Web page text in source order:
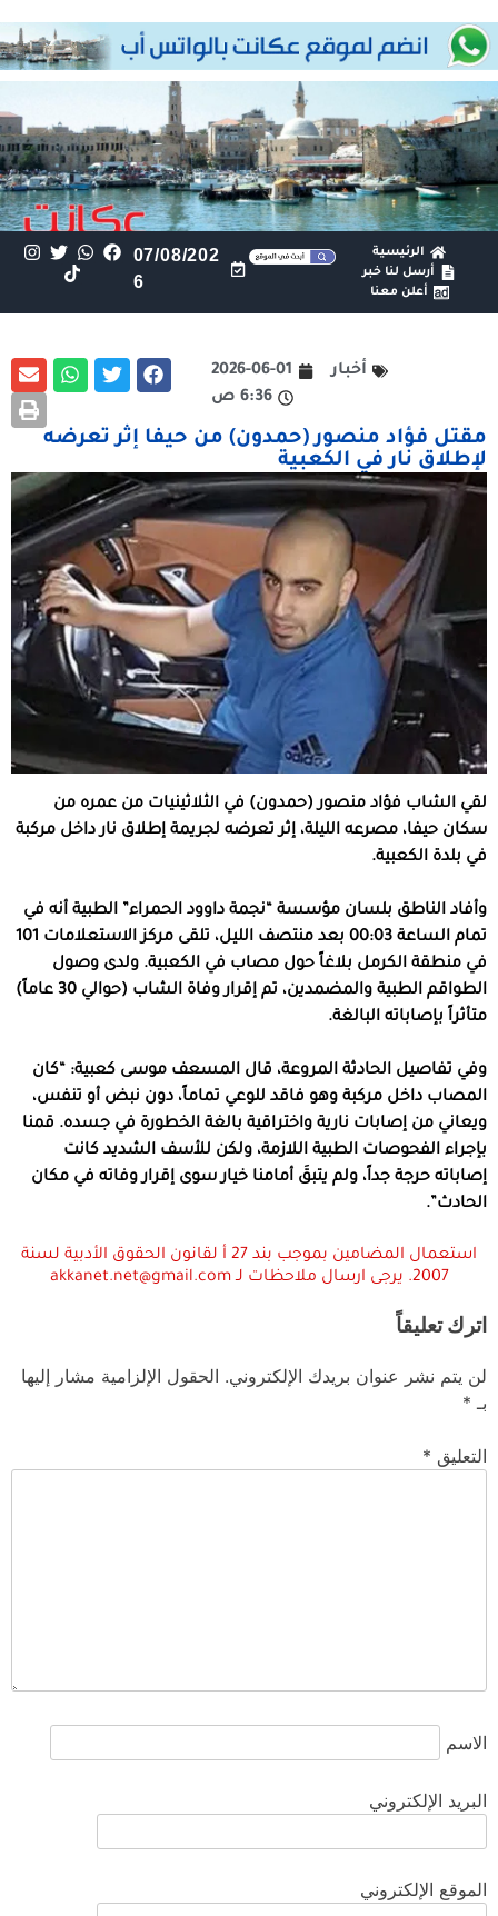
الرئيسية
أرسل لنا خبر
أعلن معنا
07/08/202
6
أخبار
2026-06-01
6:36 ص
مقتل فؤاد منصور (حمدون) من حيفا إثر تعرضه
لإطلاق نار في الكعبية
لقي الشاب فؤاد منصور (حمدون) في الثلاثينيات من عمره من
سكان حيفا، مصرعه الليلة، إثر تعرضه لجريمة إطلاق نار داخل مركبة
في بلدة الكعبية.
وأفاد الناطق بلسان مؤسسة “نجمة داوود الحمراء” الطبية أنه في
تمام الساعة 00:03 بعد منتصف الليل، تلقى مركز الاستعلامات 101
في منطقة الكرمل بلاغاً حول مصاب في الكعبية. ولدى وصول
الطواقم الطبية والمضمدين، تم إقرار وفاة الشاب (حوالي 30 عاماً)
متأثراً بإصاباته البالغة.
وفي تفاصيل الحادثة المروعة، قال المسعف موسى كعبية: “كان
المصاب داخل مركبة وهو فاقد للوعي تماماً، دون نبض أو تنفس،
ويعاني من إصابات نارية واختراقية بالغة الخطورة في جسده. قمنا
بإجراء الفحوصات الطبية اللازمة، ولكن للأسف الشديد كانت
إصاباته حرجة جداً، ولم يتبقَ أمامنا خيار سوى إقرار وفاته في مكان
الحادث”.
استعمال المضامين بموجب بند 27 أ لقانون الحقوق الأدبية لسنة
2007. يرجى ارسال ملاحظات لـ akkanet.net@gmail.com
اترك تعليقاً
لن يتم نشر عنوان بريدك الإلكتروني. الحقول الإلزامية مشار إليها
بـ *
التعليق *
الاسم
البريد الإلكتروني
الموقع الإلكتروني